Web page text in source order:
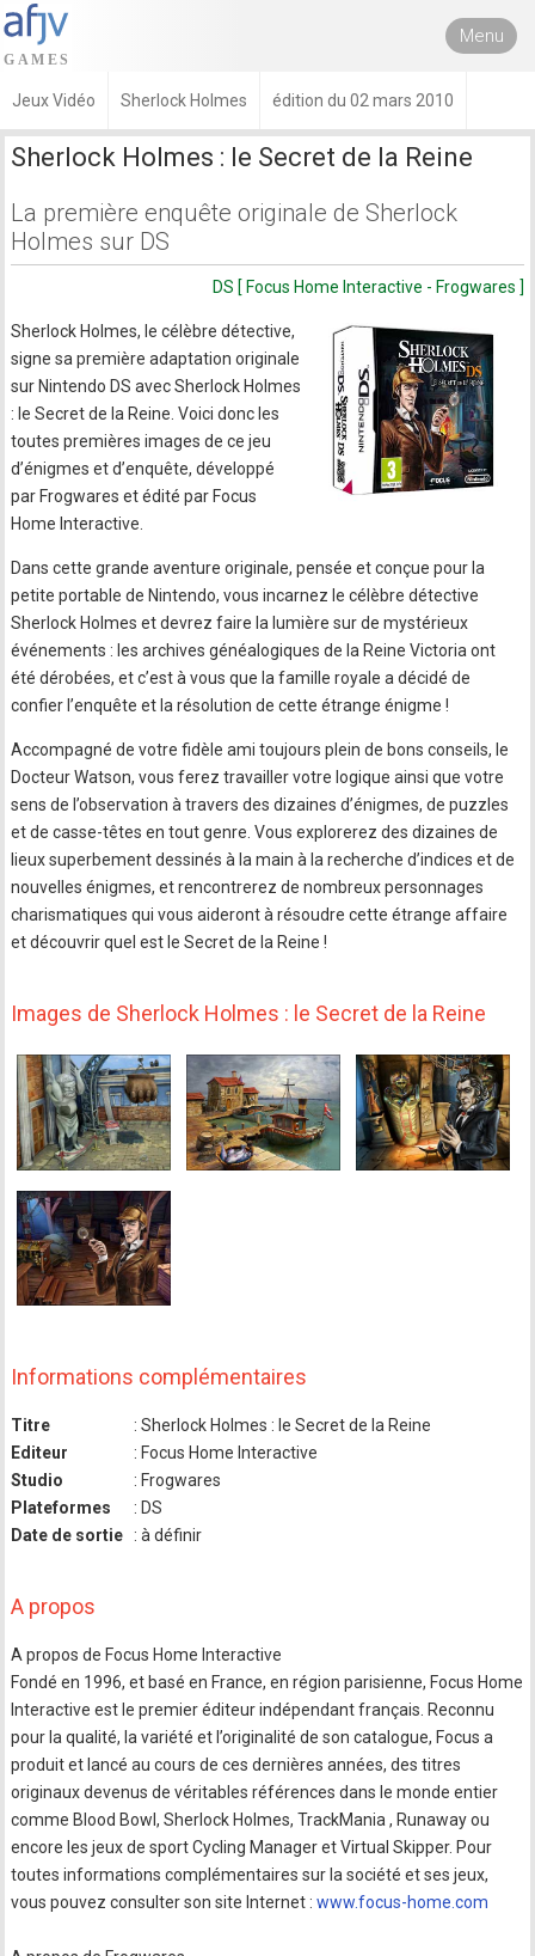
Menu
Jeux Vidéo Sherlock Holmes édition du 02 mars 2010
Sherlock Holmes : le Secret de la Reine
La première enquête originale de Sherlock
Holmes sur DS
DS [ Focus Home Interactive - Frogwares ]
Sherlock Holmes, le célèbre détective,
signe sa première adaptation originale
sur Nintendo DS avec Sherlock Holmes
: le Secret de la Reine. Voici donc les
toutes premières images de ce jeu
d’énigmes et d’enquête, développé
par Frogwares et édité par Focus
Home Interactive.
Dans cette grande aventure originale, pensée et conçue pour la
petite portable de Nintendo, vous incarnez le célèbre détective
Sherlock Holmes et devrez faire la lumière sur de mystérieux
événements : les archives généalogiques de la Reine Victoria ont
été dérobées, et c’est à vous que la famille royale a décidé de
confier l’enquête et la résolution de cette étrange énigme !
Accompagné de votre fidèle ami toujours plein de bons conseils, le
Docteur Watson, vous ferez travailler votre logique ainsi que votre
sens de l’observation à travers des dizaines d’énigmes, de puzzles
et de casse-têtes en tout genre. Vous explorerez des dizaines de
lieux superbement dessinés à la main à la recherche d’indices et de
nouvelles énigmes, et rencontrerez de nombreux personnages
charismatiques qui vous aideront à résoudre cette étrange affaire
et découvrir quel est le Secret de la Reine !
Images de Sherlock Holmes : le Secret de la Reine
Informations complémentaires
Titre
: Sherlock Holmes : le Secret de la Reine
Editeur
: Focus Home Interactive
Studio
: Frogwares
Plateformes
: DS
Date de sortie
: à définir
A propos
A propos de Focus Home Interactive
Fondé en 1996, et basé en France, en région parisienne, Focus Home
Interactive est le premier éditeur indépendant français. Reconnu
pour la qualité, la variété et l’originalité de son catalogue, Focus a
produit et lancé au cours de ces dernières années, des titres
originaux devenus de véritables références dans le monde entier
comme Blood Bowl, Sherlock Holmes, TrackMania , Runaway ou
encore les jeux de sport Cycling Manager et Virtual Skipper. Pour
toutes informations complémentaires sur la société et ses jeux,
vous pouvez consulter son site Internet :www.focus-home.com